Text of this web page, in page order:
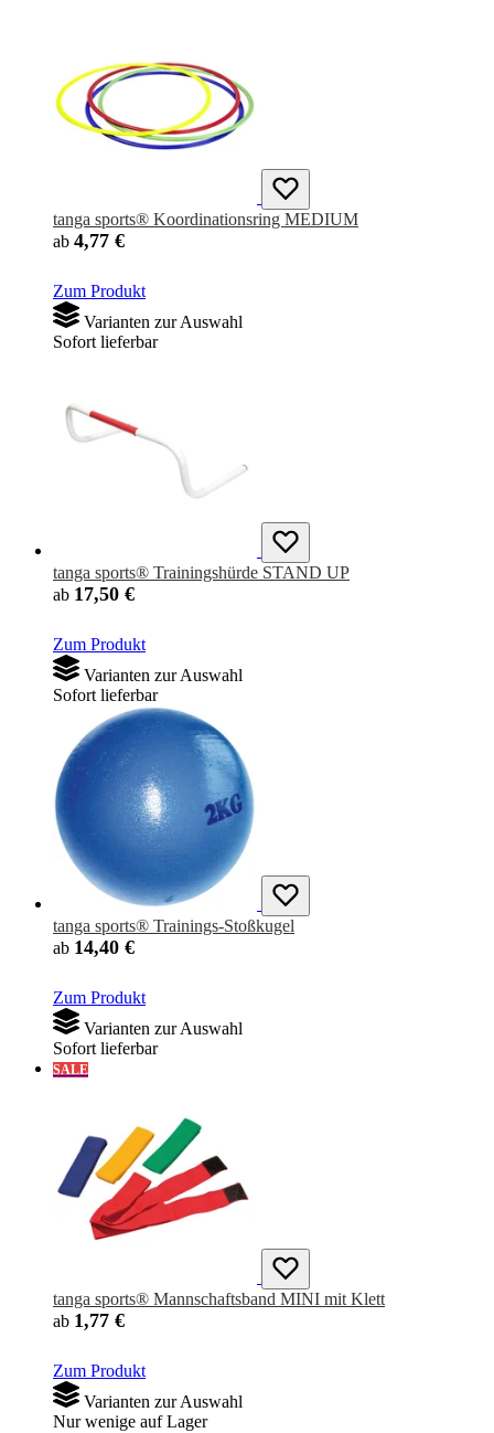
tanga sports® Koordinationsring MEDIUM
ab 4,77 €
Zum Produkt
Varianten zur Auswahl
Sofort lieferbar
tanga sports® Trainingshürde STAND UP
ab 17,50 €
Zum Produkt
Varianten zur Auswahl
Sofort lieferbar
tanga sports® Trainings-Stoßkugel
ab 14,40 €
Zum Produkt
Varianten zur Auswahl
Sofort lieferbar
SALE
tanga sports® Mannschaftsband MINI mit Klett
ab 1,77 €
Zum Produkt
Varianten zur Auswahl
Nur wenige auf Lager